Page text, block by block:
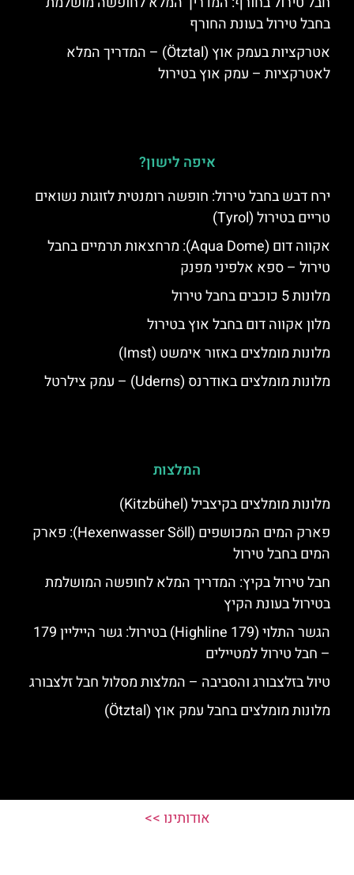
בחבל טירול בעונת החורף
אטרקציות בעמק אוץ (Ötztal) – המדריך המלא
לאטרקציות – עמק אוץ בטירול
איפה לישון?
ירח דבש בחבל טירול: חופשה רומנטית לזוגות נשואים
טריים בטירול (Tyrol)
אקווה דום (Aqua Dome): מרחצאות תרמיים בחבל
טירול – ספא אלפיני מפנק
מלונות 5 כוכבים בחבל טירול
מלון אקווה דום בחבל אוץ בטירול
מלונות מומלצים באזור אימשט (Imst)
מלונות מומלצים באודרנס (Uderns) – עמק צילרטל
המלצות
מלונות מומלצים בקיצביל (Kitzbühel)
פארק המים המכושפים (Hexenwasser Söll): פארק
המים בחבל טירול
חבל טירול בקיץ: המדריך המלא לחופשה המושלמת
בטירול בעונת הקיץ
הגשר התלוי (Highline 179) בטירול: גשר הייליין 179
– חבל טירול למטיילים
טיול בזלצבורג והסביבה – המלצות מסלול חבל זלצבורג
מלונות מומלצים בחבל עמק אוץ (Ötztal)
אודותינו >>